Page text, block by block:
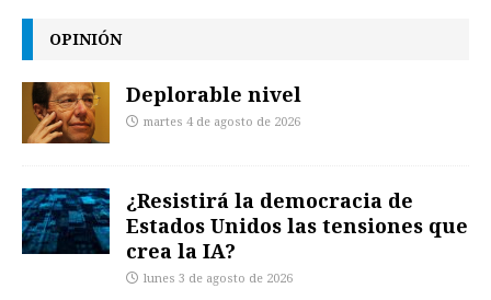
OPINIÓN
Deplorable nivel
martes 4 de agosto de 2026
¿Resistirá la democracia de
Estados Unidos las tensiones que
crea la IA?
lunes 3 de agosto de 2026